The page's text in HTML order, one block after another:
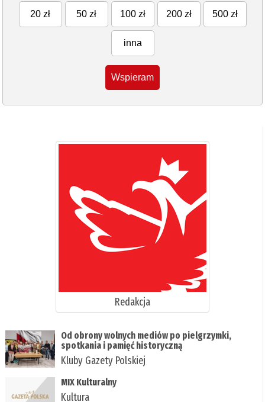
20 zł 50 zł 100 zł 200 zł 500 zł
inna
Wspieram
Redakcja
Od obrony wolnych mediów po pielgrzymki,
spotkania i pamięć historyczną
Kluby Gazety Polskiej
MIX Kulturalny
Kultura